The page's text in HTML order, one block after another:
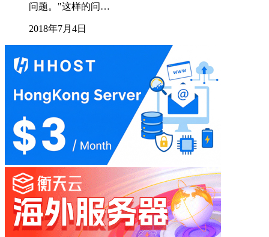
问题。"这样的问…
2018年7月4日